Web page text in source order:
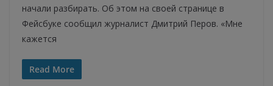
начали разбирать. Об этом на своей странице в
Фейсбуке сообщил журналист Дмитрий Перов. «Мне
кажется
Read More